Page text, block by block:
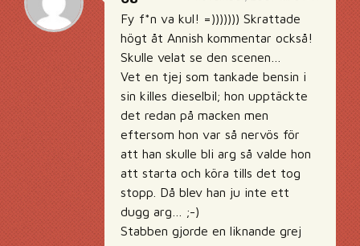
Fy f*n va kul! =))))))) Skrattade
högt åt Annish kommentar också!
Skulle velat se den scenen…
Vet en tjej som tankade bensin i
sin killes dieselbil; hon upptäckte
det redan på macken men
eftersom hon var så nervös för
att han skulle bli arg så valde hon
att starta och köra tills det tog
stopp. Då blev han ju inte ett
dugg arg… ;-)
Stabben gjorde en liknande grej